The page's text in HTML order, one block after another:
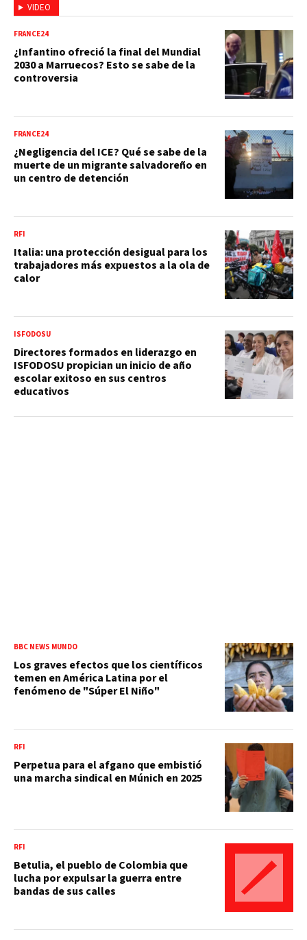
VIDEO
FRANCE24
¿Infantino ofreció la final del Mundial
2030 a Marruecos? Esto se sabe de la
controversia
FRANCE24
¿Negligencia del ICE? Qué se sabe de la
muerte de un migrante salvadoreño en
un centro de detención
RFI
Italia: una protección desigual para los
trabajadores más expuestos a la ola de
calor
ISFODOSU
Directores formados en liderazgo en
ISFODOSU propician un inicio de año
escolar exitoso en sus centros
educativos
BBC NEWS MUNDO
Los graves efectos que los científicos
temen en América Latina por el
fenómeno de "Súper El Niño"
RFI
Perpetua para el afgano que embistió
una marcha sindical en Múnich en 2025
RFI
Betulia, el pueblo de Colombia que
lucha por expulsar la guerra entre
bandas de sus calles